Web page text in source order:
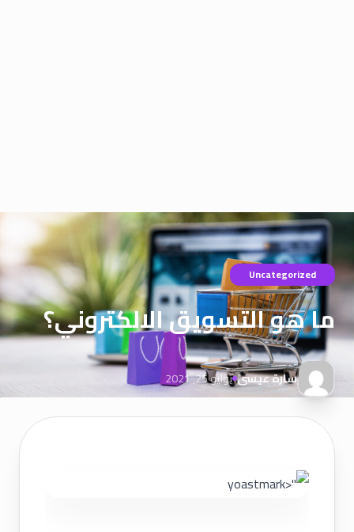
Uncategorized
ما هو التسويق الالكتروني؟
سارة عيسى يوليو 25, 2021